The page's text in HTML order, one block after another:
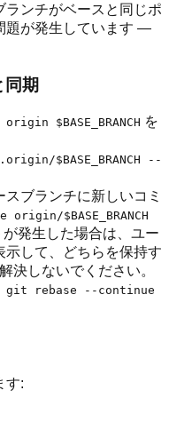
ランチがベースと同じポ
題が発生しています —
同期
$BASE_BRANCH を
$BASE_BRANCH --
ブランチに新しいコミ
$BASE_BRANCH
発生した場合は、ユー
して、どちらを保持す
決しないでください。
git rebase --continue
す: